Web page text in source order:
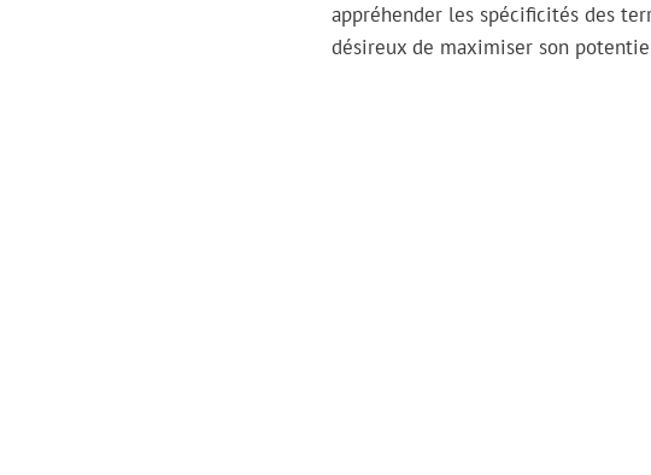
appréhender les spécificités des
désireux de maximiser son